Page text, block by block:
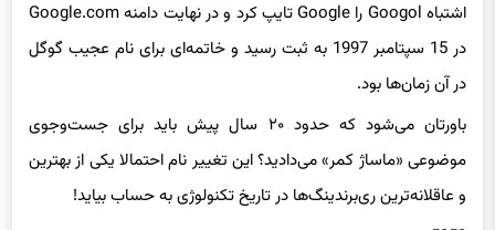
اشتباه Googol را Google تایپ کرد و در نهایت دامنه Google.com
در 15 سپتامبر 1997 به ثبت رسید و خاتمه‌ای برای نام عجیب گوگل
در آن زمان‌ها بود.
باورتان می‌شود که حدود ۲۰ سال پیش باید برای جست‌وجوی
موضوعی «ماساژ کمر» می‌دادید؟ این تغییر نام احتمالا یکی از بهترین
و عاقلانه‌ترین ری‌برندینگ‌ها در تاریخ تکنولوژی به حساب بیاید!